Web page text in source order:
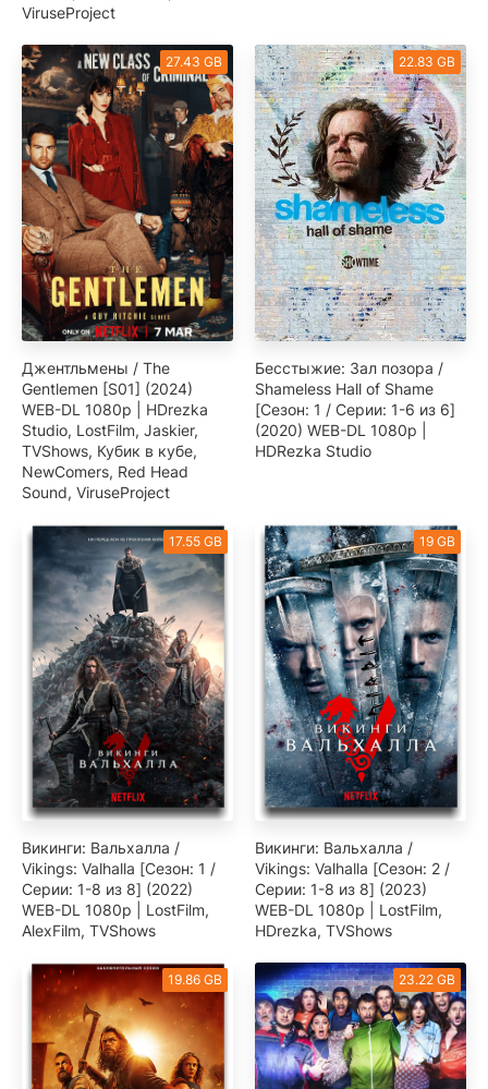
ViruseProject
27.43 GB
Джентльмены / The
Gentlemen [S01] (2024)
WEB-DL 1080p | HDrezka
Studio, LostFilm, Jaskier,
TVShows, Кубик в кубе,
NewComers, Red Head
Sound, ViruseProject
22.83 GB
Бесстыжие: Зал позора /
Shameless Hall of Shame
[Сезон: 1 / Серии: 1-6 из 6]
(2020) WEB-DL 1080p |
HDRezka Studio
17.55 GB
Викинги: Вальхалла /
Vikings: Valhalla [Сезон: 1 /
Серии: 1-8 из 8] (2022)
WEB-DL 1080p | LostFilm,
AlexFilm, TVShows
19 GB
Викинги: Вальхалла /
Vikings: Valhalla [Сезон: 2 /
Серии: 1-8 из 8] (2023)
WEB-DL 1080p | LostFilm,
HDrezka, TVShows
19.86 GB 23.22 GB